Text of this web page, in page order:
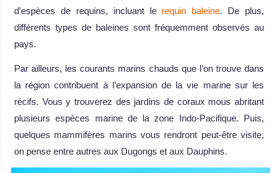
d’espèces de requins, incluant le requin baleine. De plus,
différents types de baleines sont fréquemment observés au
pays.
Par ailleurs, les courants marins chauds que l’on trouve dans
la région contribuent à l’expansion de la vie marine sur les
récifs. Vous y trouverez des jardins de coraux mous abritant
plusieurs espèces marine de la zone Indo-Pacifique. Puis,
quelques mammifères marins vous rendront peut-être visite,
on pense entre autres aux Dugongs et aux Dauphins.